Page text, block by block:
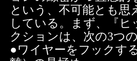
という、不可能とも
している。まず、『
クションは、次の3つ
●ワイヤーをフックす